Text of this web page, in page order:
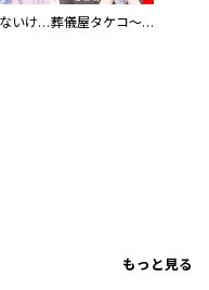
好きじゃないけど、抱いてください【電子単行本版／特典おまけ付き】 葬儀屋タケコ～あなたの最期、叶えます【電子単行本版】
もっと見る